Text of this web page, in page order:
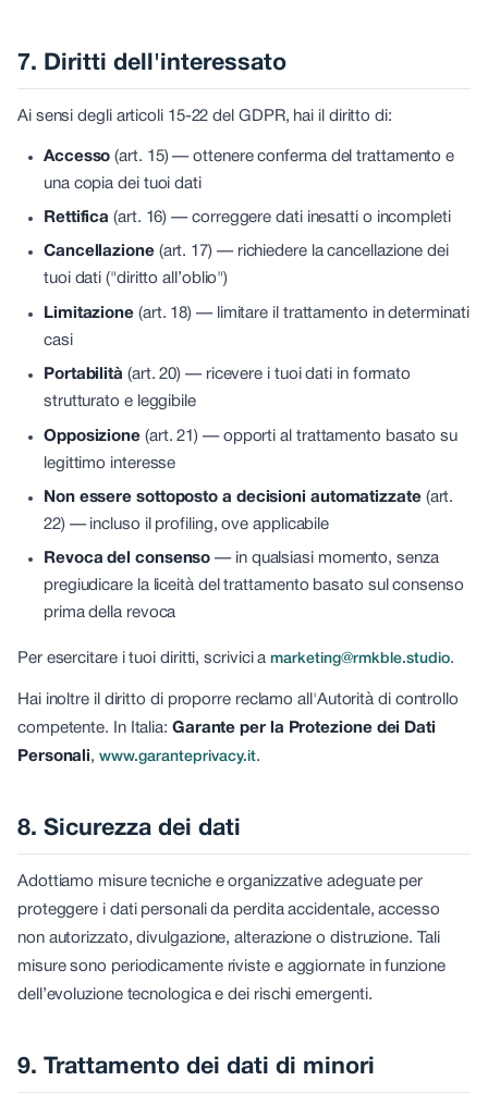
7. Diritti dell'interessato
Ai sensi degli articoli 15-22 del GDPR, hai il diritto di:
Accesso (art. 15) —ottenere conferma del trattamento e
una copia dei tuoi dati
Rettifica (art. 16) —correggere dati inesatti o incompleti
Cancellazione(art. 17) — richiedere la cancellazione dei
tuoi dati ("diritto all’oblio")
Limitazione (art. 18) — limitare il trattamento in determinati
casi
Portabilità (art. 20) — ricevere i tuoi dati in formato
strutturato e leggibile
Opposizione (art. 21) — opporti al trattamento basato su
legittimo interesse
Non essere sottoposto a decisioni automatizzate(art.
22) — incluso il profiling, ove applicabile
Revoca del consenso — in qualsiasi momento, senza
pregiudicare la liceità del trattamento basato sul consenso
prima della revoca
Per esercitare i tuoi diritti, scrivici amarketing@rmkble.studio.
Hai inoltre il diritto di proporre reclamo all'Autorità di controllo
competente. In Italia: Garante per la Protezione dei Dati
Personali, www.garanteprivacy.it.
8. Sicurezza dei dati
Adottiamo misure tecniche e organizzative adeguate per
proteggere i dati personali da perdita accidentale, accesso
non autorizzato, divulgazione, alterazione o distruzione. Tali
misure sono periodicamente riviste e aggiornate in funzione
dell’evoluzione tecnologica e dei rischi emergenti.
9. Trattamento dei dati di minori